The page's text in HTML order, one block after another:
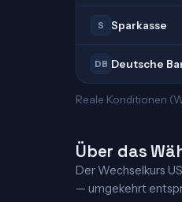
S Sparkasse
DB Deutsche
Reale Konditionen
Über das
Der Wechselkurs
— umgekehrt